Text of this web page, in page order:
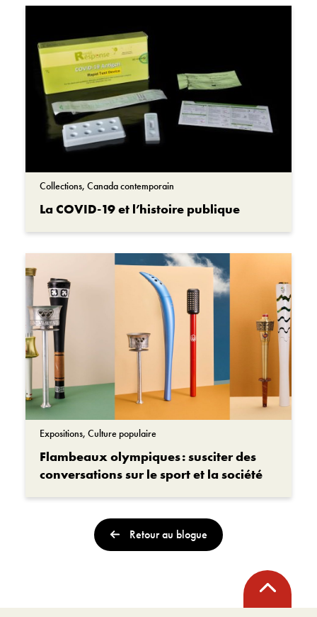
Collections, Canada contemporain
La COVID-19 et l’histoire publique
Expositions, Culture populaire
Flambeaux olympiques : susciter des
conversations sur le sport et la société
Retour au blogue
Retour
en